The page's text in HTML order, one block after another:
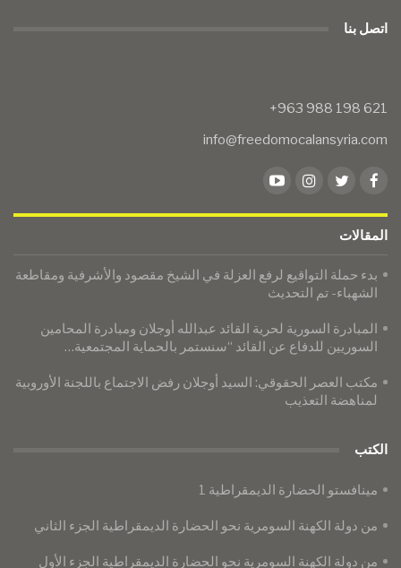
اتصل بنا
info@freedomocalansyria.com
المقالات
​​​​​​​بدء حملة التواقيع لرفع العزلة في الشيخ مقصود والأشرفية ومقاطعة
الشهباء- تم التحديث
المبادرة السورية لحرية القائد عبدالله أوجلان ومبادرة المحامين
السوريين للدفاع عن القائد “سنستمر بالحماية المجتمعية…
مكتب العصر الحقوقي: السيد أوجلان رفض الاجتماع باللجنة الأوروبية
لمناهضة التعذيب
الكتب
مينافستو الحضارة الديمقراطية 1
من دولة الكهنة السومرية نحو الحضارة الديمقراطية الجزء الثاني
من دولة الكهنة السومرية نحو الحضارة الديمقراطية الجزء الأول